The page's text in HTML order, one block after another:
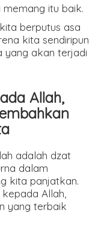
itu baik.
berputus asa
kita sendiripun
yang akan terjadi
Allah,
adalah dzat
dalam
kita panjatkan.
Allah,
yang terbaik